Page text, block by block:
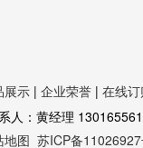
展示 | 企业荣誉 | 在线订
人：黄经理
地图 苏ICP备11026927